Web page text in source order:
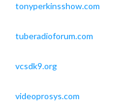
tonyperkinsshow.com
tuberadioforum.com
vcsdk9.org
videoprosys.com